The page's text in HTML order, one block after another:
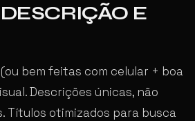
E
bem feitas com celular + boa
Descrições únicas, não
Títulos otimizados para busca